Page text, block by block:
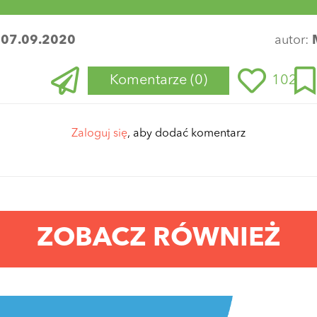
07.09.2020 autor:
Komentarze (0) 102
Zaloguj się, aby dodać komentarz
ZOBACZ RÓWNIEŻ